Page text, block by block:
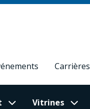
Carrières
Vitrines